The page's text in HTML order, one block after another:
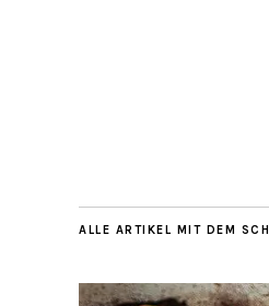
ALLE ARTIKEL MIT DEM